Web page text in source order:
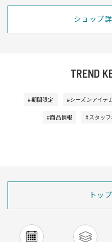
ショップ
TREND
#期間限定 #シーズンアイテ
#商品情報 #スタッ
トッ